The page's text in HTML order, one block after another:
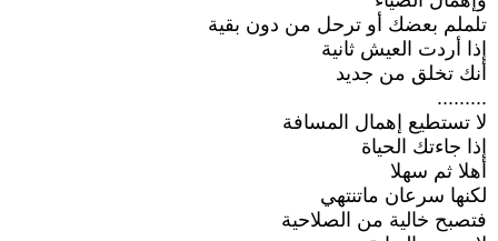
تلملم بعضك أو ترحل من دون بقية
إذا أردت العيش ثانية
أنك تخلق من جديد
.........
لا تستطيع إهمال المسافة
إذا جاءتك الحياة
أهلا ثم سهلا
لكنها سرعان ماتنتهي
فتصبح خالية من الصلاحية